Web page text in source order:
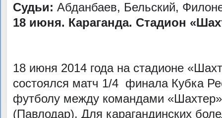
Судьи: Абданбаев, Бельский,
18 июня. Караганда. Стадион
18 июня 2014 года на стадионе
состоялся матч 1/4 финала Кубка
футболу между командами
(Павлодар). Для карагандинских